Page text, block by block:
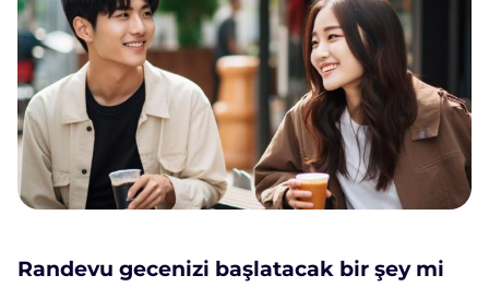
Randevu gecenizi başlatacak bir şey mi